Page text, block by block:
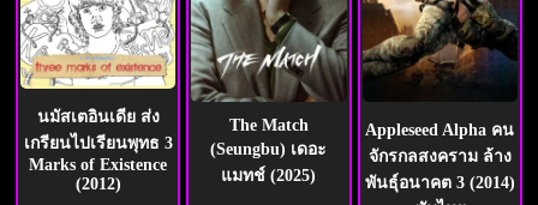
นมัสเตอินเดีย ส่ง
เกรียนไปเรียนพุทธ 3
Marks of Existence
(2012)
The Match
(Seungbu) เดอะ
แมทช์ (2025)
Appleseed Alpha คน
จักรกลสงคราม ล้าง
พันธุ์อนาคต 3 (2014)